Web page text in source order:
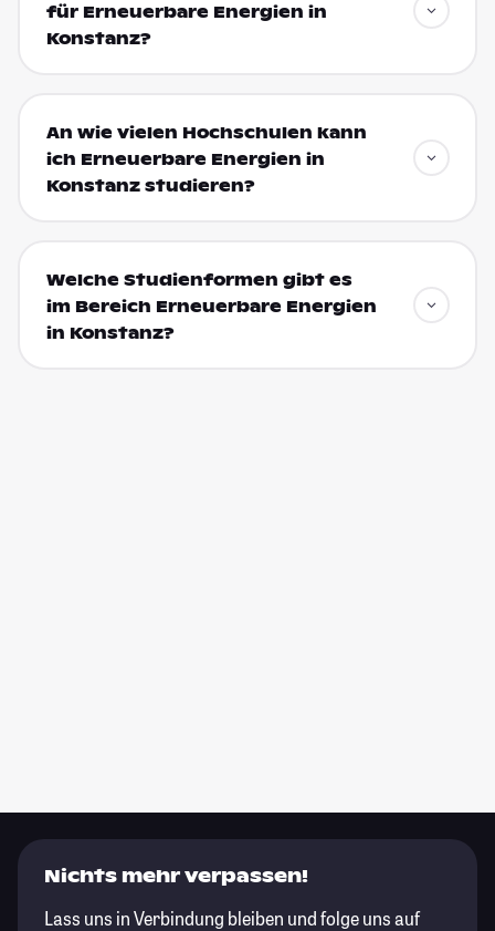
für Erneuerbare Energien in
Konstanz?
An wie vielen Hochschulen kann
ich Erneuerbare Energien in
Konstanz studieren?
Welche Studienformen gibt es
im Bereich Erneuerbare Energien
in Konstanz?
Nichts mehr verpassen!
Lass uns in Verbindung bleiben und folge uns auf